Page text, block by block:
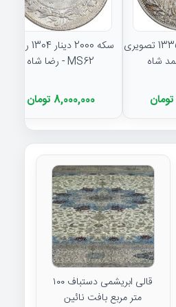
سکه 5000 دینار 1335 تصویری
سکه 2000 دینار 1304 رایج -
MS62 - رضا شاه
8,000,000 تومان
قالی ابریشمی دستباف ۱۰۰
متر مربع بافت نائین